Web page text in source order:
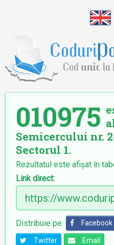
010975
Semicercului nr.
Sectorul 1.
Rezultatul este afișat în
Link direct:
Distribuie pe: Facebook
Twitter Email